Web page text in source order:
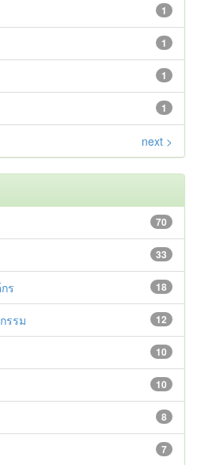
1
1
1
1
next >
70
33
18
ร
12
รรม
10
10
8
7